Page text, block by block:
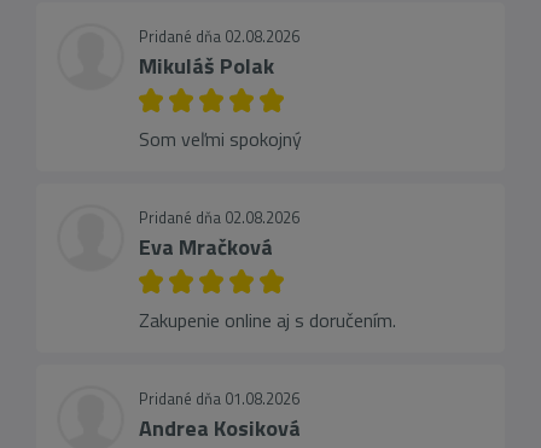
Pridané dňa 02.08.2026
Mikuláš Polak
Som veľmi spokojný
Pridané dňa 02.08.2026
Eva Mračková
Zakupenie online aj s doručením.
Pridané dňa 01.08.2026
Andrea Kosiková